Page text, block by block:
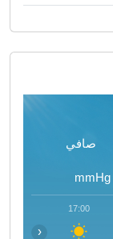
صافي
mmHg
17:00
‹